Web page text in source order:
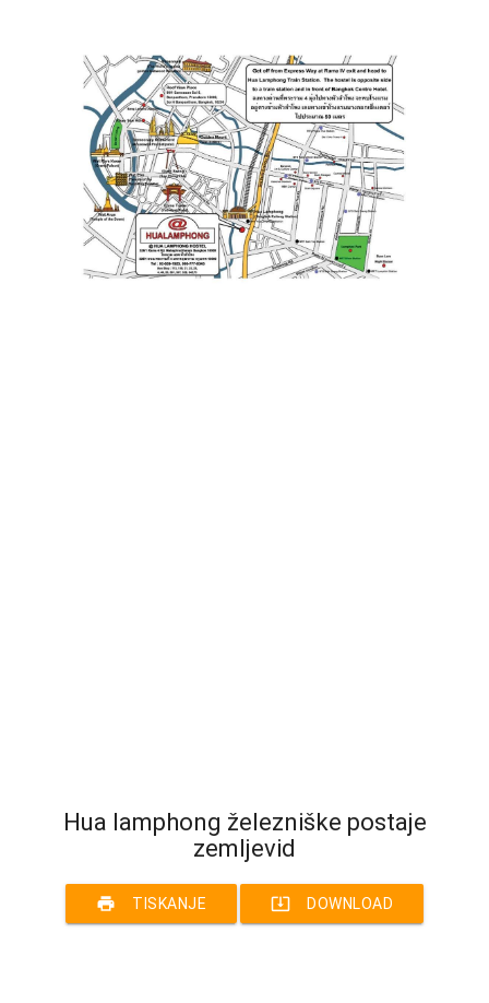
Hua lamphong železniške postaje
zemljevid
print TISKANJE system_update_alt DOWNLOAD